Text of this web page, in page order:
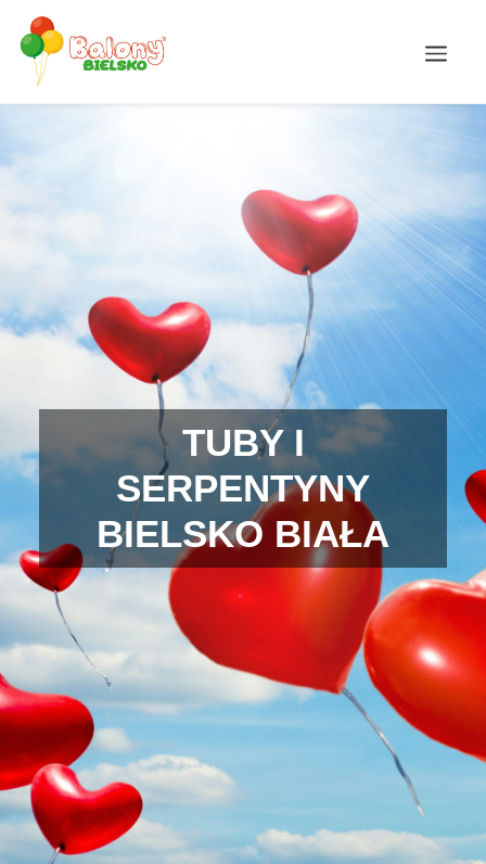
TUBY I
SERPENTYNY
BIELSKO BIAŁA